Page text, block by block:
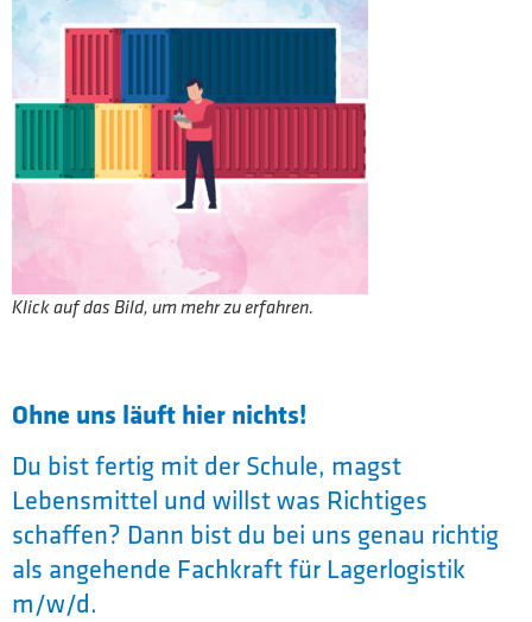
Klick auf das Bild, um mehr zu erfahren.
Ohne uns läuft hier nichts!
Du bist fertig mit der Schule, magst
Lebensmittel und willst was Richtiges
schaffen? Dann bist du bei uns genau richtig
als angehende Fachkraft für Lagerlogistik
m/w/d.